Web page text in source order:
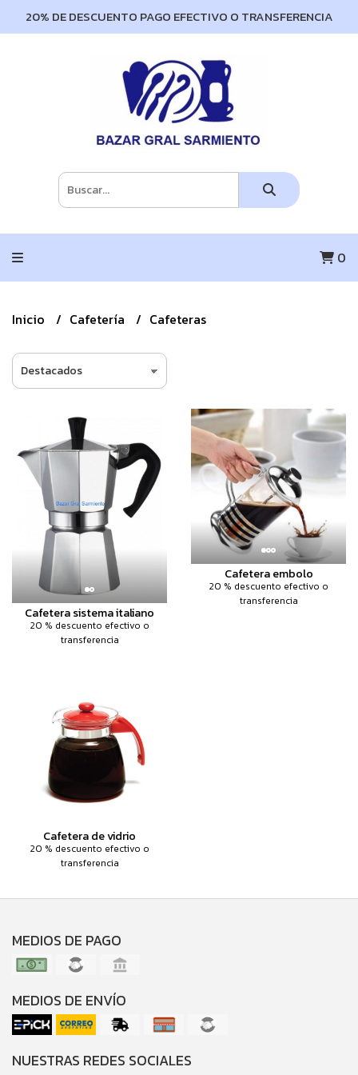
20% DE DESCUENTO PAGO EFECTIVO O TRANSFERENCIA
0
Inicio Cafetería Cafeteras
Cafetera sistema italiano
20 % descuento efectivo o
transferencia
Cafetera embolo
20 % descuento efectivo o
transferencia
Cafetera de vidrio
20 % descuento efectivo o
transferencia
MEDIOS DE PAGO
MEDIOS DE ENVÍO
NUESTRAS REDES SOCIALES